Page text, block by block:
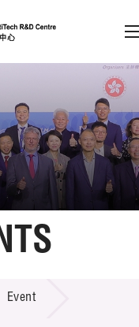
enter)
Login
EN 繁 简
Event